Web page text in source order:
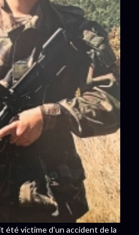
été victime d'un accident de la